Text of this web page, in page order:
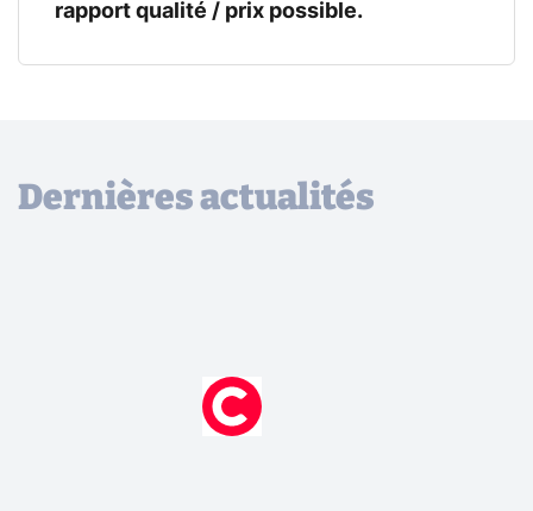
rapport qualité / prix possible.
Dernières actualités